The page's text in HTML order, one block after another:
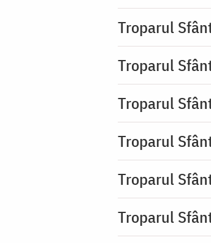
Troparul
Troparul
Troparul
Troparul
Troparul
Troparul